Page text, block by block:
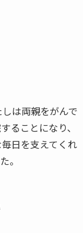
は両親をがんで
ることになり、
日を支えてくれ
。